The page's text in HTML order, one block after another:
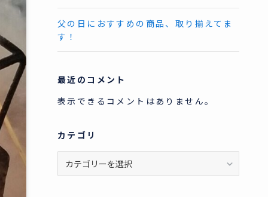
父の日におすすめの商品、取り揃えてま
す！
最近のコメント
表示できるコメントはありません。
カテゴリ
テ